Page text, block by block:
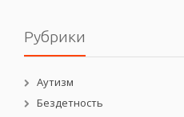
Рубрики
Аутизм
Бездетность